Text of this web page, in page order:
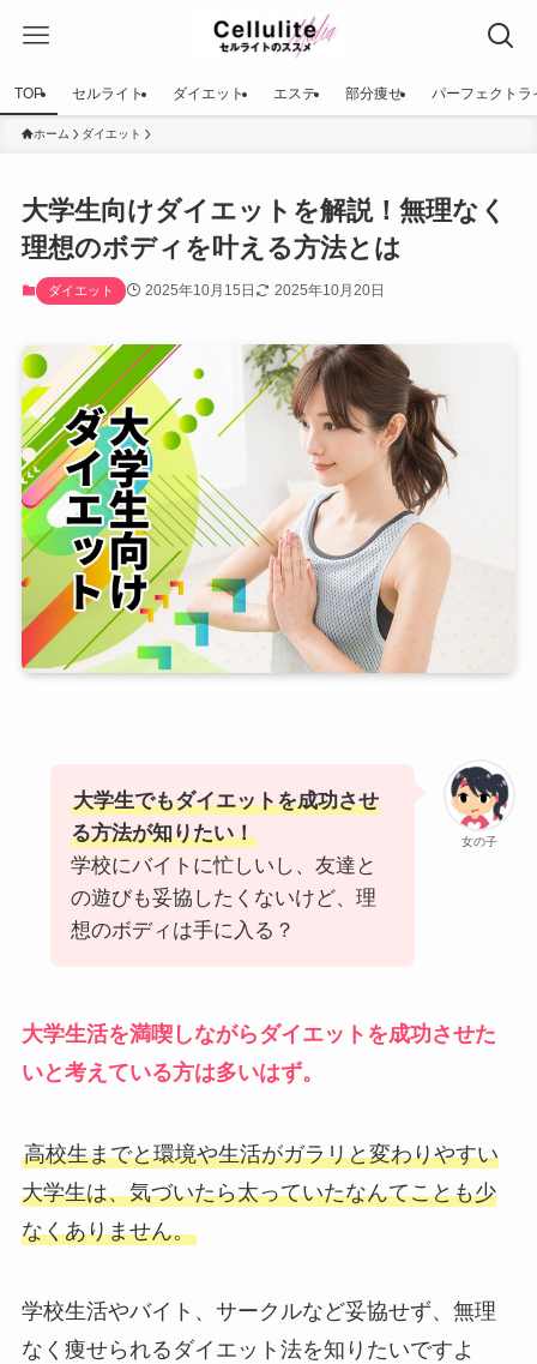
TOP セルライト ダイエット エステ 部分痩せ パーフェクトラ
ホーム ダイエット
大学生向けダイエットを解説！無理なく
理想のボディを叶える方法とは
ダイエット 2025年10月15日 2025年10月20日
女の子
大学生でもダイエットを成功させ
る方法が知りたい！
学校にバイトに忙しいし、友達と
の遊びも妥協したくないけど、理
想のボディは手に入る？
大学生活を満喫しながらダイエットを成功させた
いと考えている方は多いはず。
高校生までと環境や生活がガラリと変わりやすい
大学生は、気づいたら太っていたなんてことも少
なくありません。
学校生活やバイト、サークルなど妥協せず、無理
なく痩せられるダイエット法を知りたいですよ